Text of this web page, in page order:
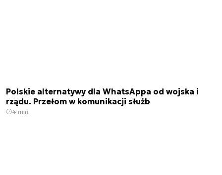
Polskie alternatywy dla WhatsAppa od wojska i
rządu. Przełom w komunikacji służb
4 min.